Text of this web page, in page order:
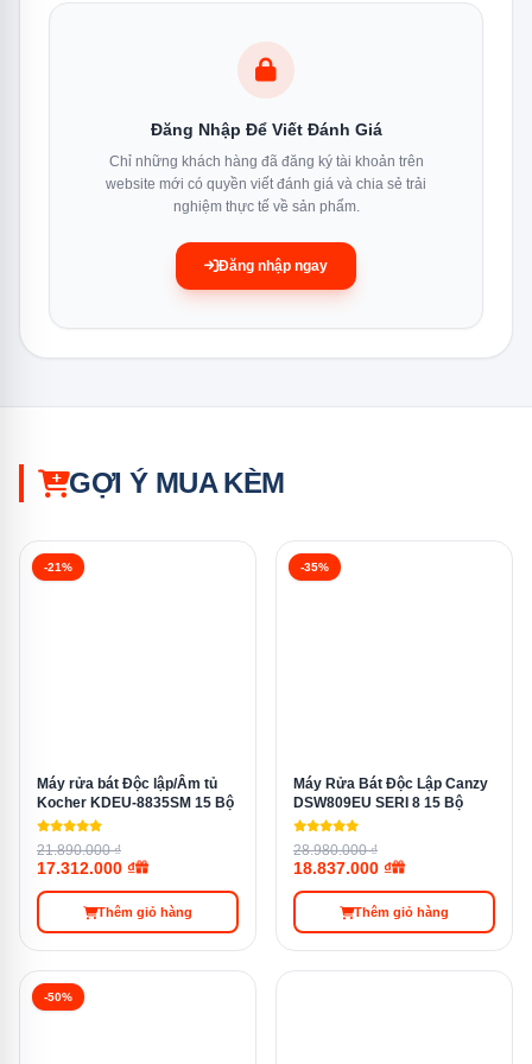
Tính năng rửa kháng khuẩn tăng cường giúp loại bỏ
gia đình có trẻ nhỏ hoặc người bị dị ứng. Nhiệt độ cao
trong chu trình rửa sẽ tiêu diệt các tác nhân gây hại,
Đăng Nhập Để Viết Đánh Giá
Chỉ những khách hàng đã đăng ký tài khoản trên
website mới có quyền viết đánh giá và chia sẻ trải
nghiệm thực tế về sản phẩm.
Đăng nhập ngay
GỢI Ý MUA KÈM
-21%
Máy rửa bát Độc lập/Âm tủ
Kocher KDEU-8835SM 15 Bộ
21.890.000 ₫
17.312.000 ₫
Thêm giỏ hàng
-35%
Máy Rửa Bát Độc Lập Canzy
DSW809EU SERI 8 15 Bộ
28.980.000 ₫
18.837.000 ₫
Thêm giỏ hàng
-50%